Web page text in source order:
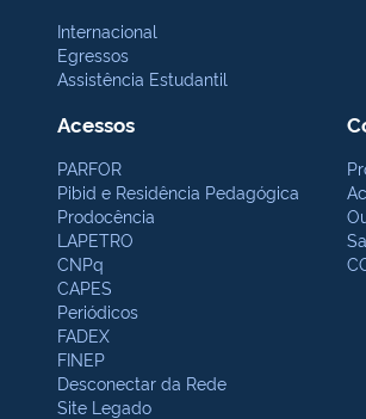
Internacional
Egressos
Assistência Estudantil
Acessos
PARFOR
Pibid e Residência Pedagógica
Prodocência
LAPETRO
CNPq
CAPES
Periódicos
FADEX
FINEP
Desconectar da Rede
Site Legado